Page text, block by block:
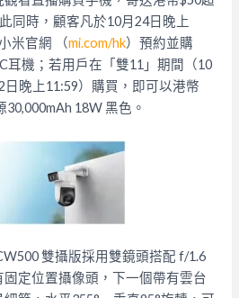
同時，顧客凡於10月24日晚上
米官網 （mi.com/hk）預約並購
耳機；若用戶在「雙11」期間（10
晚上11:59）購買， 即可以港幣
18W 黑色。
雙攝版採用雙鏡頭搭配 f/1.6
定位置攝像頭，下一個帶有雲台